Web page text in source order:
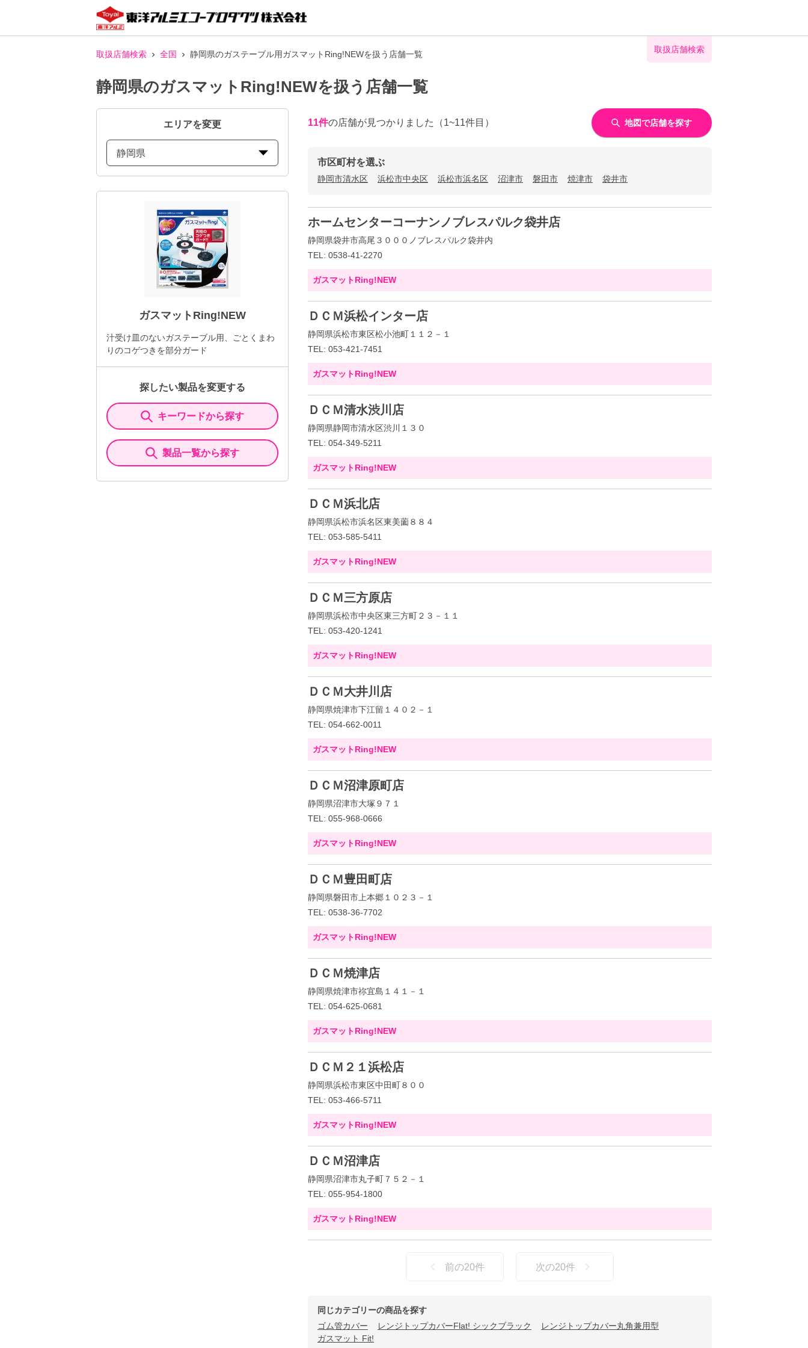
取扱店舗検索 全国 静岡県のガステーブル用ガスマットRing!NEWを扱う店舗一覧 取扱店舗検索
静岡県のガスマットRing!NEWを扱う店舗一覧
エリアを変更
静岡県
ガスマットRing!NEW
汁受け皿のないガステーブル用、ごとくまわ
りのコゲつきを部分ガード
探したい製品を変更する
キーワードから探す
製品一覧から探す
11件の店舗が見つかりました （1~11件目） 地図で店舗を探す
市区町村を選ぶ
静岡市清水区 浜松市中央区 浜松市浜名区 沼津市 磐田市 焼津市 袋井市
ホームセンターコーナンノブレスパルク袋井店
静岡県袋井市高尾３０００ノブレスパルク袋井内
TEL: 0538-41-2270
ガスマットRing!NEW
ＤＣＭ浜松インター店
静岡県浜松市東区松小池町１１２－１
TEL: 053-421-7451
ガスマットRing!NEW
ＤＣＭ清水渋川店
静岡県静岡市清水区渋川１３０
TEL: 054-349-5211
ガスマットRing!NEW
ＤＣＭ浜北店
静岡県浜松市浜名区東美薗８８４
TEL: 053-585-5411
ガスマットRing!NEW
ＤＣＭ三方原店
静岡県浜松市中央区東三方町２３－１１
TEL: 053-420-1241
ガスマットRing!NEW
ＤＣＭ大井川店
静岡県焼津市下江留１４０２－１
TEL: 054-662-0011
ガスマットRing!NEW
ＤＣＭ沼津原町店
静岡県沼津市大塚９７１
TEL: 055-968-0666
ガスマットRing!NEW
ＤＣＭ豊田町店
静岡県磐田市上本郷１０２３－１
TEL: 0538-36-7702
ガスマットRing!NEW
ＤＣＭ焼津店
静岡県焼津市祢宜島１４１－１
TEL: 054-625-0681
ガスマットRing!NEW
ＤＣＭ２１浜松店
静岡県浜松市東区中田町８００
TEL: 053-466-5711
ガスマットRing!NEW
ＤＣＭ沼津店
静岡県沼津市丸子町７５２－１
TEL: 055-954-1800
ガスマットRing!NEW
前の20件 次の20件
同じカテゴリーの商品を探す
ゴム管カバー
レンジトップカバーFlat! シックブラック
レンジトップカバー丸角兼用型
ガスマット Fit!